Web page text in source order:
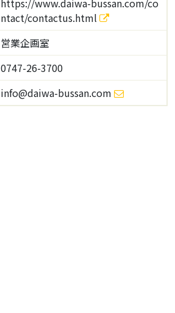
https://www.daiwa-bussan.com/co
ntact/contactus.html
営業企画室
0747-26-3700
info@daiwa-bussan.com